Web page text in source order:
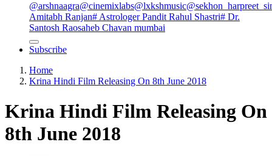
@arshnaagra@cinemixlabs@lxkshmusic
Amitabh Ranjan# Astrologer Pandit Rahul Shastri# Dr.
Santosh Raosaheb Chavan mumbai
Subscribe
Home
Krina Hindi Film Releasing On 8th June 2018
Krina Hindi Film Releasing On
8th June 2018